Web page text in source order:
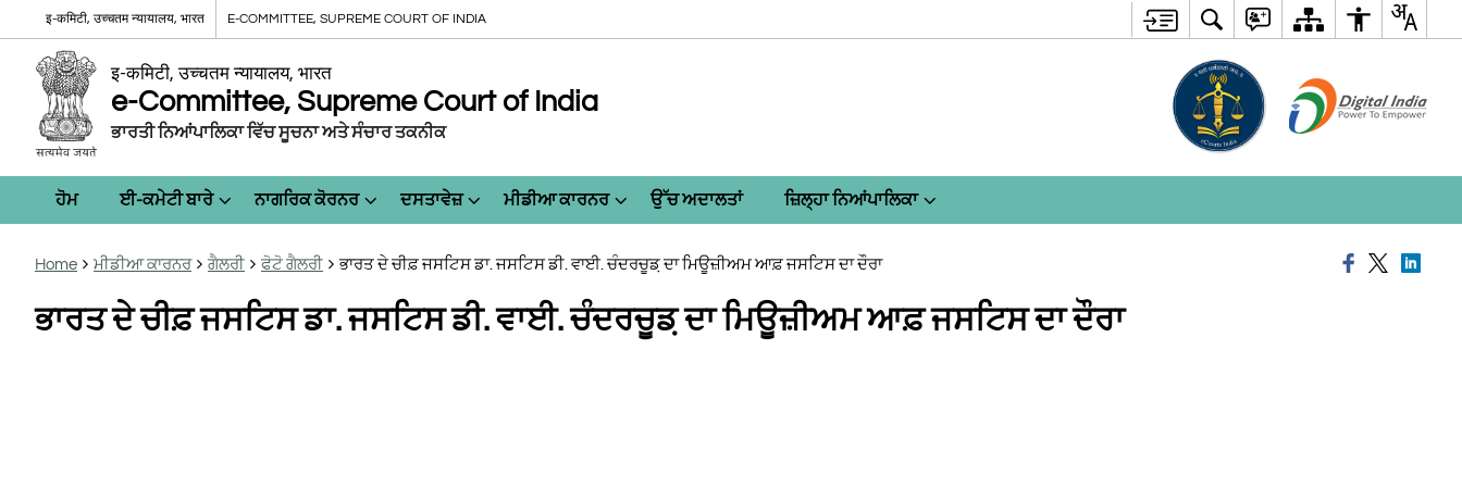
इ-कमिटी, उच्चतम न्यायालय, भारत E-COMMITTEE, SUPREME COURT OF INDIA
इ-कमिटी, उच्चतम न्यायालय, भारत
e-Committee, Supreme Court of India
ਭਾਰਤੀ ਨਿਆਂਪਾਲਿਕਾ ਵਿੱਚ ਸੂਚਨਾ ਅਤੇ ਸੰਚਾਰ ਤਕਨੀਕ
ਹੋਮ ਈ-ਕਮੇਟੀ ਬਾਰੇ ਨਾਗਰਿਕ ਕੋਰਨਰ ਦਸਤਾਵੇਜ਼ ਮੀਡੀਆ ਕਾਰਨਰ ਉੱਚ ਅਦਾਲਤਾਂ ਜ਼ਿਲ੍ਹਾ ਨਿਆਂਪਾਲਿਕਾ
Home ਮੀਡੀਆ ਕਾਰਨਰ ਗੈਲਰੀ ਫੋਟੋ ਗੈਲਰੀ ਭਾਰਤ ਦੇ ਚੀਫ਼ ਜਸਟਿਸ ਡਾ. ਜਸਟਿਸ ਡੀ. ਵਾਈ. ਚੰਦਰਚੂਡ਼ ਦਾ ਮਿਊਜ਼ੀਅਮ ਆਫ਼ ਜਸਟਿਸ ਦਾ ਦੌਰਾ
ਭਾਰਤ ਦੇ ਚੀਫ਼ ਜਸਟਿਸ ਡਾ. ਜਸਟਿਸ ਡੀ. ਵਾਈ. ਚੰਦਰਚੂਡ਼ ਦਾ ਮਿਊਜ਼ੀਅਮ ਆਫ਼ ਜਸਟਿਸ ਦਾ ਦੌਰਾ